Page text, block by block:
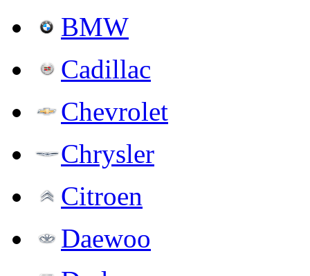
BMW
Cadillac
Chevrolet
Chrysler
Citroen
Daewoo